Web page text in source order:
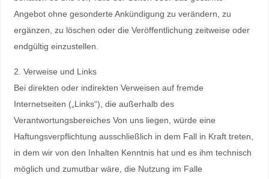
Angebot ohne gesonderte Ankündigung zu verändern, zu
ergänzen, zu löschen oder die Veröffentlichung zeitweise oder
endgültig einzustellen.
2. Verweise und Links
Bei direkten oder indirekten Verweisen auf fremde
Internetseiten („Links“), die außerhalb des
Verantwortungsbereiches Von uns liegen, würde eine
Haftungsverpflichtung ausschließlich in dem Fall in Kraft treten,
in dem wir von den Inhalten Kenntnis hat und es ihm technisch
möglich und zumutbar wäre, die Nutzung im Falle